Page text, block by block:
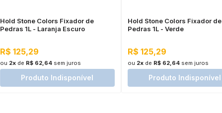
Hold Stone Colors Fixador de
Pedras 1L - Laranja Escuro
R$ 125,29
ou 2x de R$ 62,64 sem juros
Produto Indisponível
Hold Stone Colors Fixador de
Pedras 1L - Verde
R$ 125,29
ou 2xde R$ 62,64 sem juros
Produto Indisponível